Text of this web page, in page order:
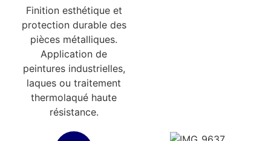
Finition esthétique et
protection durable des
pièces métalliques.
Application de
peintures industrielles,
laques ou traitement
thermolaqué haute
résistance.